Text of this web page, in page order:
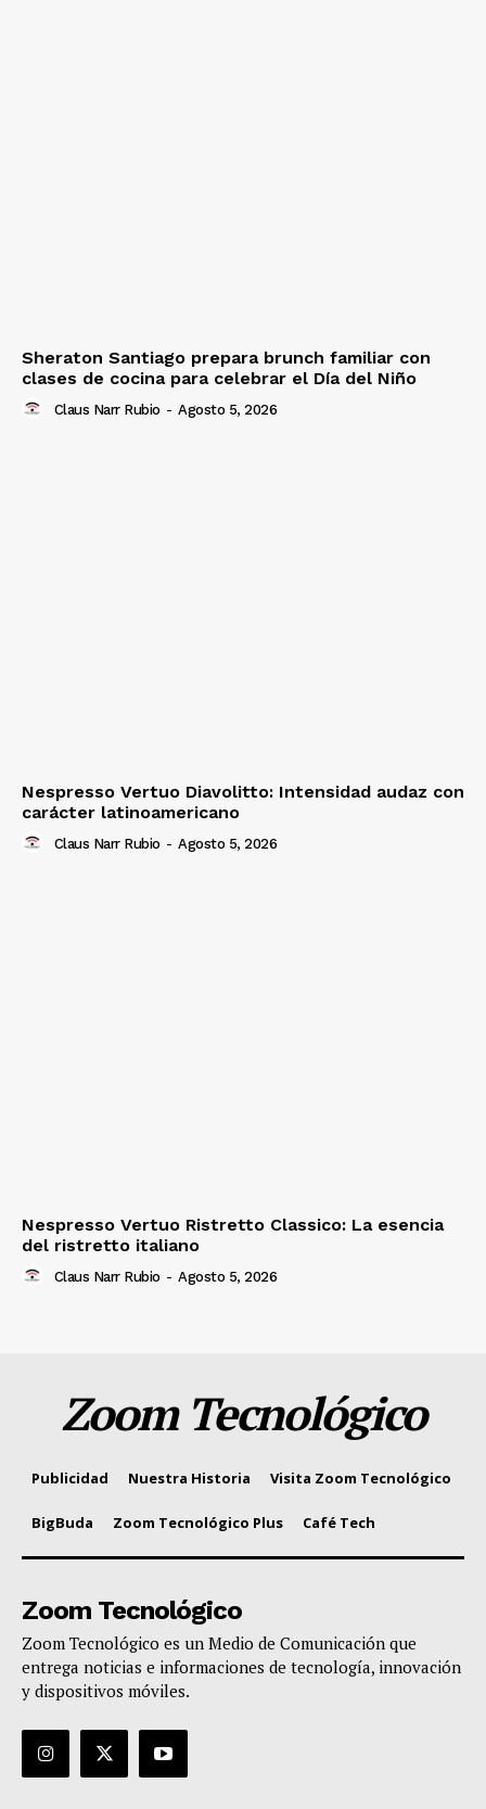
Sheraton Santiago prepara brunch familiar con
clases de cocina para celebrar el Día del Niño
Claus Narr Rubio - Agosto 5, 2026
Nespresso Vertuo Diavolitto: Intensidad audaz con
carácter latinoamericano
Claus Narr Rubio - Agosto 5, 2026
Nespresso Vertuo Ristretto Classico: La esencia
del ristretto italiano
Claus Narr Rubio - Agosto 5, 2026
Zoom Tecnológico
Publicidad Nuestra Historia Visita Zoom Tecnológico
BigBuda Zoom Tecnológico Plus Café Tech
Zoom Tecnológico
Zoom Tecnológico es un Medio de Comunicación que
entrega noticias e informaciones de tecnología, innovación
y dispositivos móviles.